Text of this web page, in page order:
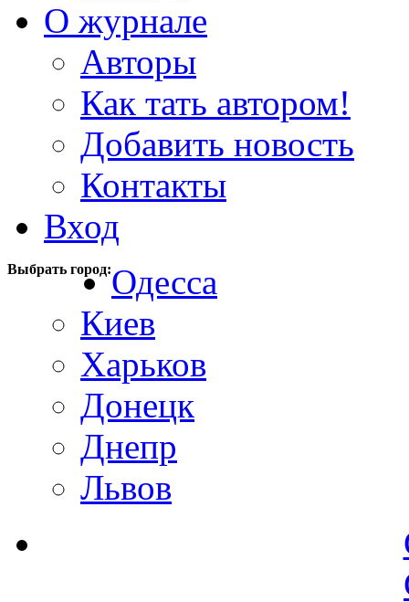
О журнале
Авторы
Как тать автором!
Добавить новость
Контакты
Вход
Выбрать город:Одесса
Киев
Харьков
Донецк
Днепр
Львов